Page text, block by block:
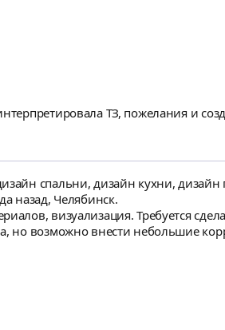
спальни, дизайн кухни,
назад, Челябинск.
Требуется сделать дизайн интерьера дачи.
но возможно внести небольшие